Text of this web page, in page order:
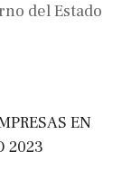
del Estado
EN
2023